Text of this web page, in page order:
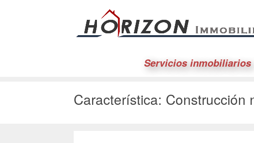
Servicios inmobiliarios
Característica: Construcción